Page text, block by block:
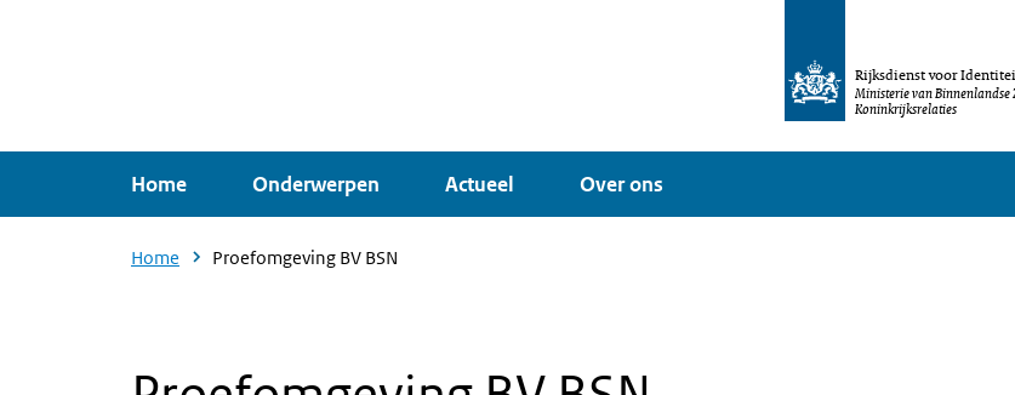
de
gaan
Rijksdienst voor
Ministerie van Binnenlandse
Koninkrijksrelaties
Home Onderwerpen Actueel Over ons
Home Proefomgeving BV BSN